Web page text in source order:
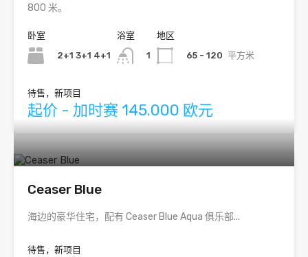
800 米。
卧室
2+1 3+1 4+1
浴室
1
地区
65 - 120 平方米
待售，新项目
起价 - 加时赛 145.000 欧元
Ceaser Blue
海边的豪华住宅，配有 Ceaser Blue Aqua 俱乐部...
待售，新项目